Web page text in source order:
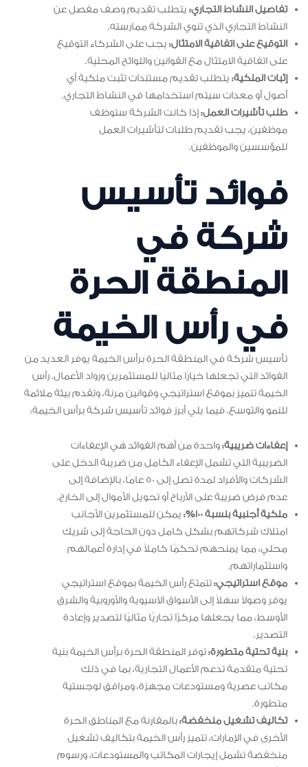
تفاصيل النشاط التجاري: يتطلب تقديم وصف مفصل عن
النشاط التجاري الذي تنوي الشركة ممارسته.
التوقيع على اتفاقية الامتثال: يجب على الشركاء التوقيع
على اتفاقية الامتثال مع القوانين واللوائح المحلية.
إثبات الملكية: يتطلب تقديم مستندات تثبت ملكية أي
أصول أو معدات سيتم استخدامها في النشاط التجاري.
طلب تأشيرات العمل:إذا كانت الشركة ستوظف
موظفين، يجب تقديم طلبات لتأشيرات العمل
للمؤسسين والموظفين.
فوائد تأسيس
شركة في
المنطقة الحرة
في رأس الخيمة
تأسيس شركة في المنطقة الحرة برأس الخيمة يوفر العديد من
الفوائد التي تجعلها خيارًا مثاليًا للمستثمرين ورواد الأعمال. رأس
الخيمة تتميز بموقع استراتيجي وقوانين مرنة، وتقدم بيئة ملائمة
للنمو والتوسع. فيما يلي أبرز فوائد تأسيس شركة برأس الخيمة:
إعفاءات ضريبية:واحدة من أهم الفوائد هي الإعفاءات
الضريبية التي تشمل الإعفاء الكامل من ضريبة الدخل على
الشركات والأفراد لمدة تصل إلى 50 عامًا، بالإضافة إلى
عدم فرض ضريبة على الأرباح أو تحويل الأموال إلى الخارج.
ملكية أجنبية بنسبة 100%:
يمكن للمستثمرين الأجانب
امتلاك شركاتهم بشكل كامل دون الحاجة إلى شريك
محلي، مما يمنحهم تحكمًا كاملاً في إدارة أعمالهم
واستثماراتهم.
موقع استراتيجي:تتمتع رأس الخيمة بموقع استراتيجي
يوفر وصولاً سهلاً إلى الأسواق الآسيوية والأوروبية والشرق
الأوسط، مما يجعلها مركزًا تجاريًا مثاليًا لتصدير وإعادة
التصدير.
بنية تحتية متطورة:توفر المنطقة الحرة برأس الخيمة بنية
تحتية متقدمة تدعم الأعمال التجارية، بما في ذلك
مكاتب عصرية ومستودعات مجهزة، ومرافق لوجستية
متطورة.
تكاليف تشغيل منخفضة:بالمقارنة مع المناطق الحرة
الأخرى في الإمارات، تتميز رأس الخيمة بتكاليف تشغيل
منخفضة تشمل إيجارات المكاتب والمستودعات، ورسوم